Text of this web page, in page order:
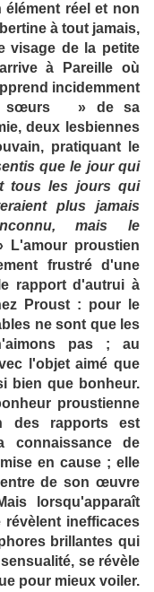
réel et non
à tout jamais,
visage de la petite
à Pareille où
incidemment
sœurs » de sa
deux lesbiennes
pratiquant le
que le jour qui
tous les jours qui
plus jamais
mais le
L'amour proustien
frustré d'une
rapport d'autrui à
Proust : pour le
ne sont que les
pas ; au
l'objet aimé que
bien que bonheur.
proustienne
des rapports est
connaissance de
en cause ; elle
de son œuvre
lorsqu'apparaît
révèlent inefficaces
brillantes qui
se révèle
pour mieux voiler.